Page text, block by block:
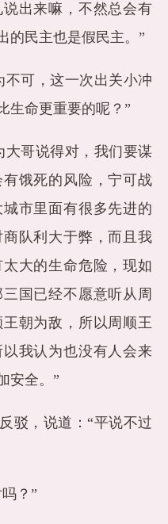
出来嘛，不然总会有
的民主也是假民主。”
不可，这一次出关小冲
生命更重要的呢？”
大哥说得对，我们要谋
饿死的风险，宁可战
市里面有很多先进的
队利大于弊，而且我
大的生命危险，现如
国已经不愿意听从周
朝为敌，所以周顺王
我认为也没有人会来
安全。”
驳，说道：“平说不过
？”